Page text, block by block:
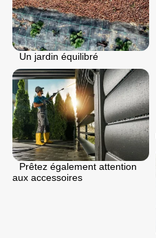
Un jardin équilibré
Prêtez également attention
aux accessoires